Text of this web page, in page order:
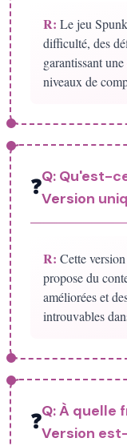
R: Le jeu
difficulté, des
garantissant
niveaux de
❓Q: Qu'est-
Version
R: Cette
propose du
améliorées et
introuvables
❓Q:À quelle
Version